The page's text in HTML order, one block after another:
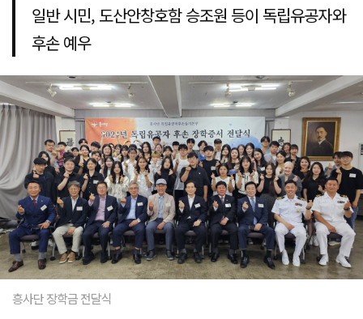
일반 시민, 도산안창호함 승조원 등이 독립유공자와
후손 예우
흥사단 장학금 전달식